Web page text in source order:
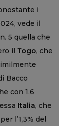
i
vede il
5 quella che
il Togo, che
Bacco
con 1,6
Italia, che
l’1,3% del